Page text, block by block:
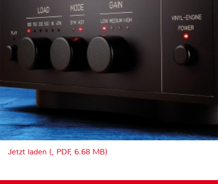
Jetzt laden (, PDF, 6.68 MB)